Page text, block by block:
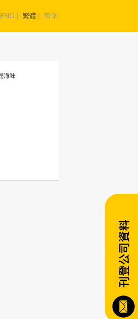
ENG | 繁體 | 简体